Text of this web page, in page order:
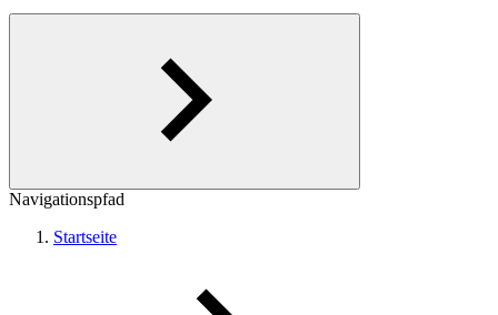
Navigationspfad
Startseite